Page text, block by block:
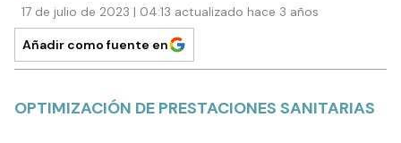
17 de julio de 2023 | 04:13 actualizado hace 3 años
Añadir como fuente en
OPTIMIZACIÓN DE PRESTACIONES SANITARIAS